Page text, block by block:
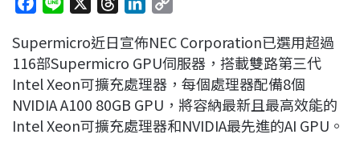
c
e
b
o
o
n
e
r
e
a
d
s
n
k
e
d
I
p
y
L
n
Supermicro近日宣佈NEC Corporation已選用超過
116部Supermicro GPU伺服器，搭載雙路第三代
Intel Xeon可擴充處理器，每個處理器配備8個
NVIDIA A100 80GB GPU，將容納最新且最高效能的
Intel Xeon可擴充處理器和NVIDIA最先進的AI GPU。